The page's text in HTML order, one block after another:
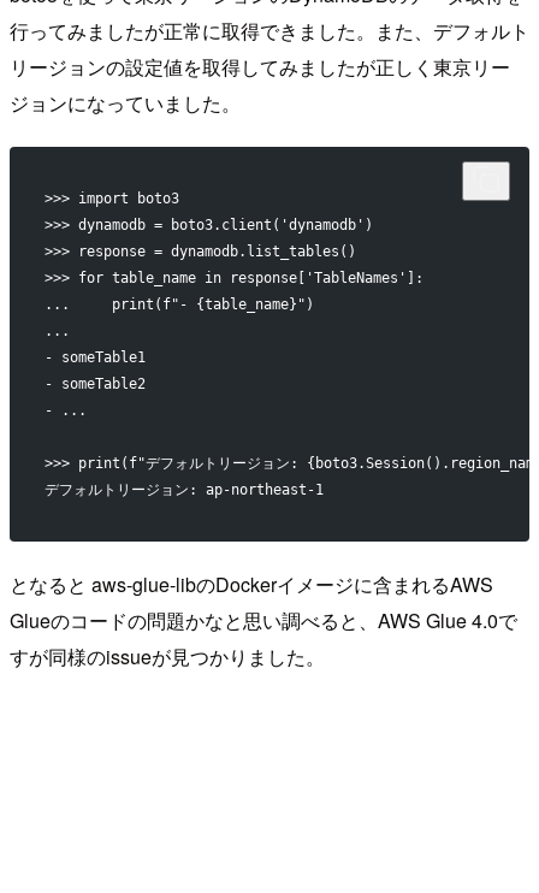
行ってみましたが正常に取得できました。また、デフォルト
リージョンの設定値を取得してみましたが正しく東京リー
ジョンになっていました。
>>> import boto3
>>> dynamodb = boto3.client('dynamodb')
>>> response = dynamodb.list_tables()
>>> for table_name in response['TableNames']:
...     print(f"- {table_name}")
...
- someTable1
- someTable2
- ...
>>> print(f"デフォルトリージョン:
デフォルトリージョン: ap-northeast-1
となると aws-glue-libのDockerイメージに含まれるAWS
Glueのコードの問題かなと思い調べると、AWS Glue 4.0で
すが同様のissueが見つかりました。